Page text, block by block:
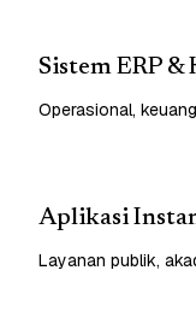
Sistem ERP &
Operasional,
Aplikasi
Layanan publik,